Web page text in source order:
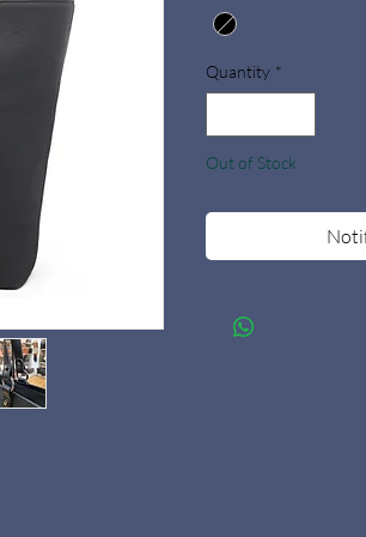
Quantity *
Out of Stock